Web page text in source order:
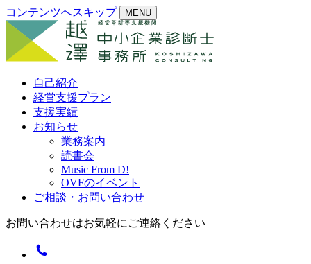
コンテンツへスキップ MENU
自己紹介
経営支援プラン
支援実績
お知らせ
業務案内
読書会
Music From D!
OVFのイベント
ご相談・お問い合わせ
お問い合わせはお気軽にご連絡ください